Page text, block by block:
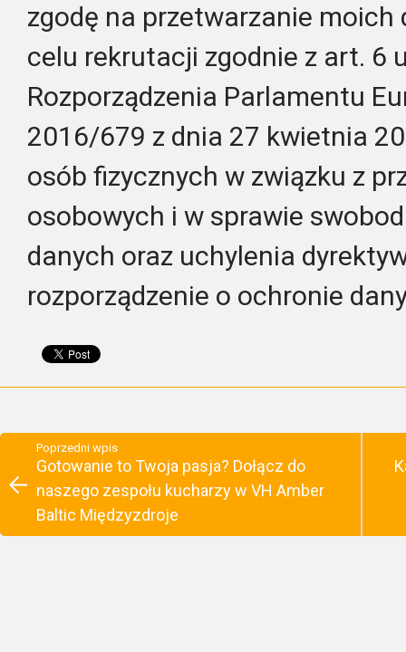
zgodę na przetwarzanie
celu rekrutacji zgodnie z art. 6
Rozporządzenia Parlamentu
2016/679 z dnia 27 kwietnia
osób fizycznych w związku z
osobowych i w sprawie
danych oraz uchylenia
rozporządzenie o ochronie
Poprzedni wpis
Gotowanie to Twoja pasja? Dołącz do
naszego zespołu kucharzy w VH Amber
Baltic Międzyzdroje